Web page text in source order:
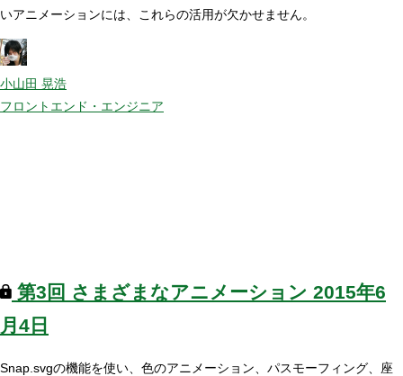
いアニメーションには、これらの活用が欠かせません。
小山田 晃浩
フロントエンド・エンジニア
第3回 さまざまなアニメーション 2015年6
月4日
Snap.svgの機能を使い、色のアニメーション、パスモーフィング、座